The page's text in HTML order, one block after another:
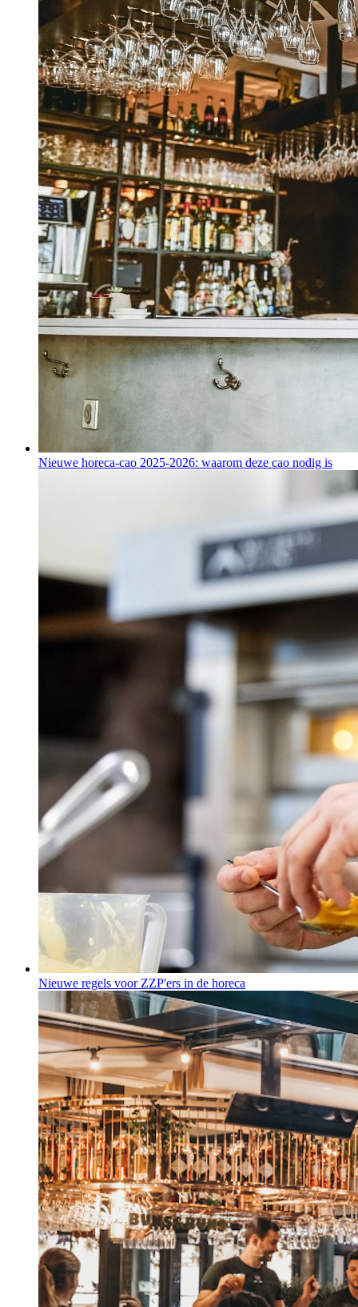
Nieuwe horeca-cao 2025-2026: waarom deze cao nodig is
Nieuwe regels voor ZZP'ers in de horeca